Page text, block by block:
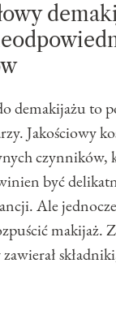
demakijażu to
Jakościowy
czynników,
być
Ale
makijaż.